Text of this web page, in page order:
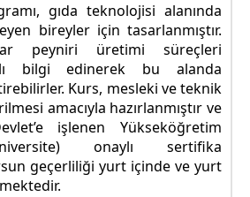
gıda teknolojisi alanında
bireyler için tasarlanmıştır.
peyniri üretimi süreçleri
bilgi edinerek bu alanda
Kurs, mesleki ve teknik
amacıyla hazırlanmıştır ve
işlenen Yükseköğretim
onaylı sertifika
geçerliliği yurt içinde ve yurt